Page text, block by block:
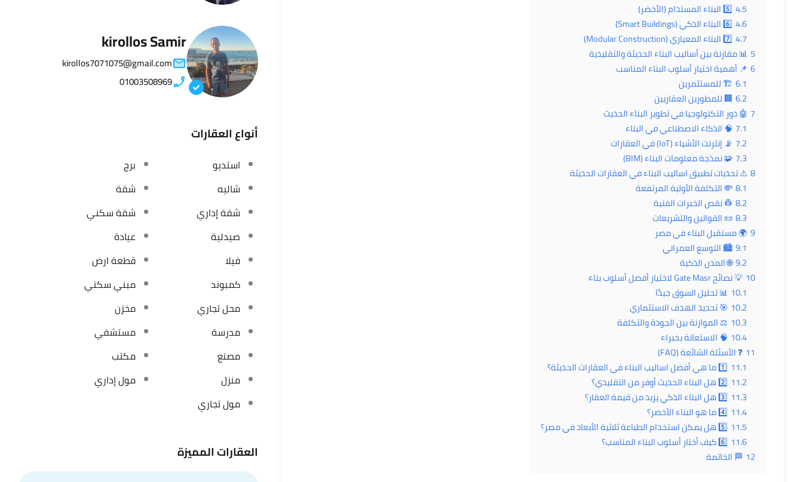
4.55️⃣ البناء المستدام (الأخضر)
4.66️⃣ البناء الذكي (Smart Buildings)
4.77️⃣ البناء المعياري (Modular Construction)
5 📊 مقارنة بين أساليب البناء الحديثة والتقليدية
6 📌 أهمية اختيار أسلوب البناء المناسب
6.1 🏗️ للمستثمرين
6.2 🏢 للمطورين العقاريين
7 🤖 دور التكنولوجيا في تطوير البناء الحديث
7.1 🧠 الذكاء الاصطناعي في البناء
7.2 📡 إنترنت الأشياء (IoT) في العقارات
7.3 🧩 نمذجة معلومات البناء (BIM)
8⚠️ تحديات تطبيق اساليب البناء في العقارات الحديثة
8.1💸 التكلفة الأولية المرتفعة
8.2 👷 نقص الخبرات الفنية
8.3📜 القوانين والتشريعات
9 🌍 مستقبل البناء في مصر
9.1🏙️ التوسع العمراني
9.2🌐 المدن الذكية
10 💡 نصائح Gate Masr لاختيار أفضل أسلوب بناء
10.1 📊 تحليل السوق جيدًا
10.2 🎯 تحديد الهدف الاستثماري
10.3 ⚖️ الموازنة بين الجودة والتكلفة
10.4 🧠 الاستعانة بخبراء
11 ❓ الأسئلة الشائعة (FAQ)
11.1 1️⃣ ما هي أفضل اساليب البناء في العقارات الحديثة؟
11.2 2️⃣ هل البناء الحديث أوفر من التقليدي؟
11.3 3️⃣ هل البناء الذكي يزيد من قيمة العقار؟
11.4 4️⃣ ما هو البناء الأخضر؟
11.5 5️⃣ هل يمكن استخدام الطباعة ثلاثية الأبعاد في مصر؟
11.6 6️⃣ كيف أختار أسلوب البناء المناسب؟
12 🏁 الخاتمة
kirollos Samir
kirollos7071075@gmail.com
01003508969
أنواع العقارات
استديو
برج
شاليه
شقة
شقة إداري
شقة سكني
صيدلية
عيادة
فيلا
قطعة ارض
كمبوند
مبني سكني
محل تجاري
مخزن
مدرسة
مستشفي
مصنع
مكتب
منزل
مول إداري
مول تجاري
العقارات المميزة